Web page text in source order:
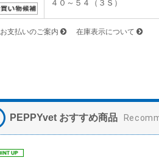
４０～５４（３Ｓ）
支払いのご案内 在庫表示について
PEPPYvet おすすめ商品